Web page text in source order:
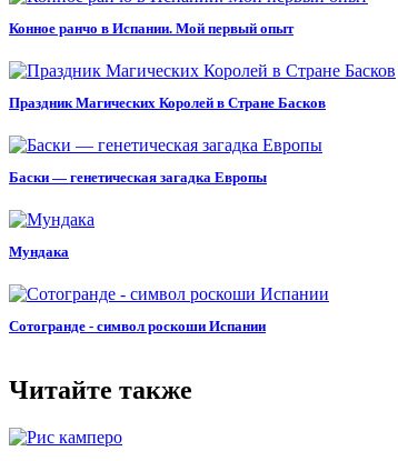
Конное ранчо в Испании. Мой первый опыт
Праздник Магических Королей в Стране Басков
Баски — генетическая загадка Европы
Мундака
Сотогранде - символ роскоши Испании
Читайте также